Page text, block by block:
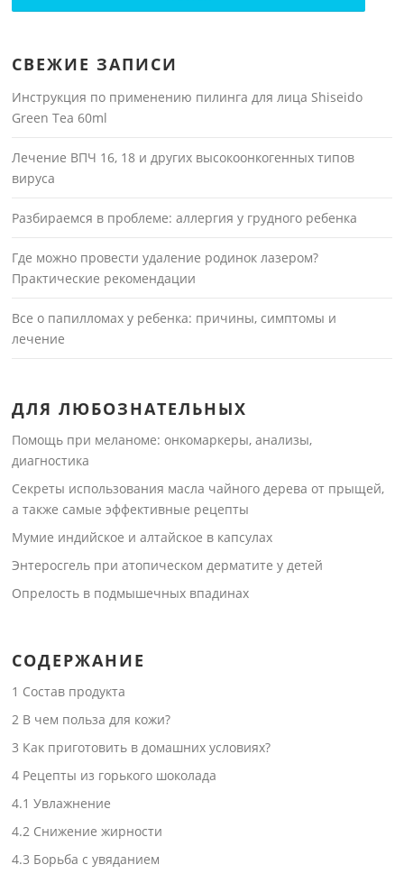
СВЕЖИЕ ЗАПИСИ
Инструкция по применению пилинга для лица Shiseido
Green Tea 60ml
Лечение ВПЧ 16, 18 и других высокоонкогенных типов
вируса
Разбираемся в проблеме: аллергия у грудного ребенка
Где можно провести удаление родинок лазером?
Практические рекомендации
Все о папилломах у ребенка: причины, симптомы и
лечение
ДЛЯ ЛЮБОЗНАТЕЛЬНЫХ
Помощь при меланоме: онкомаркеры, анализы,
диагностика
Секреты использования масла чайного дерева от прыщей,
а также самые эффективные рецепты
Мумие индийское и алтайское в капсулах
Энтеросгель при атопическом дерматите у детей
Опрелость в подмышечных впадинах
СОДЕРЖАНИЕ
1 Состав продукта
2 В чем польза для кожи?
3 Как приготовить в домашних условиях?
4 Рецепты из горького шоколада
4.1 Увлажнение
4.2 Снижение жирности
4.3 Борьба с увяданием